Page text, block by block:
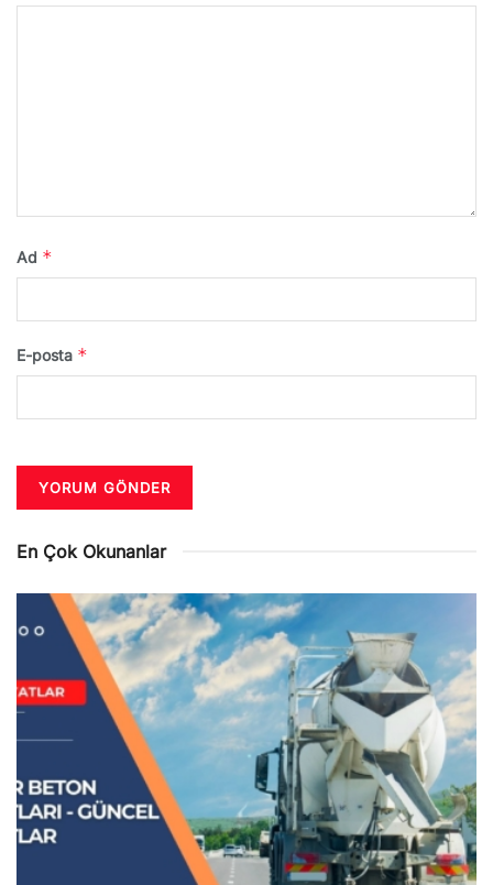
Ad *
E-posta *
En Çok Okunanlar